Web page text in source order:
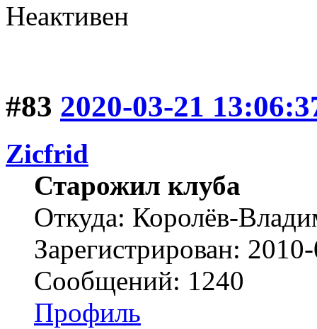
Неактивен
#83 2020-03-21
Zicfrid
Старожил клуба
Откуда: Королёв-
Зарегистрирован:
Сообщений: 1240
Профиль